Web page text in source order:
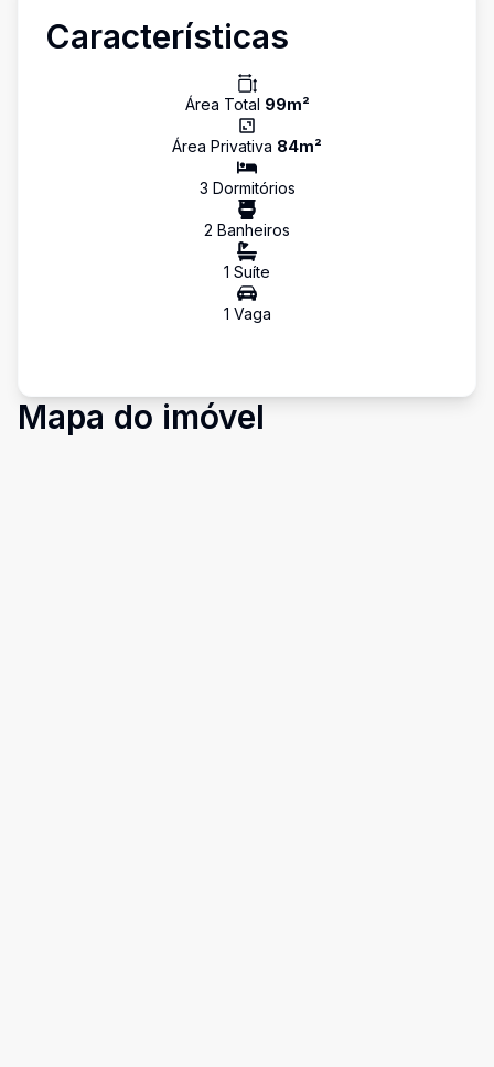
Características
Área Total 99m²
Área Privativa 84m²
3 Dormitórios
2 Banheiros
1 Suíte
1 Vaga
Mapa do imóvel